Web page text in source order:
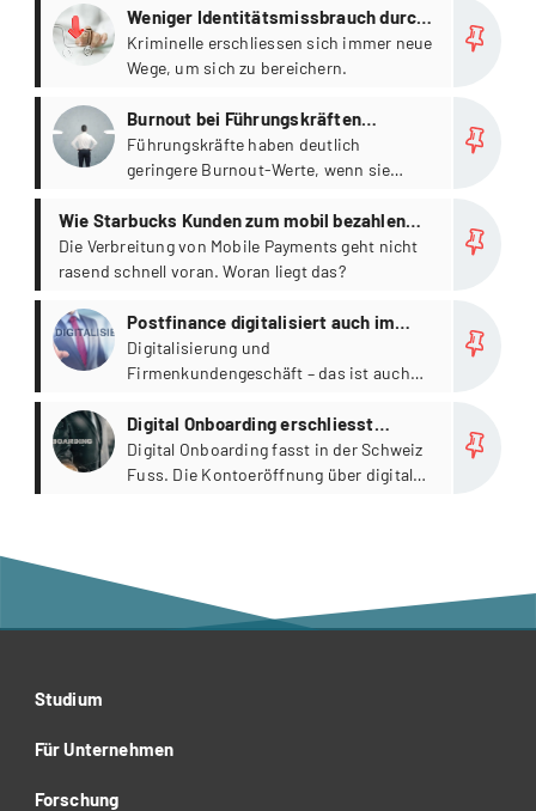
nicht in die Karten schauen lassen.
Weniger Identitätsmissbrauch durch
Online-Identifikation [Studie]
Kriminelle erschliessen sich immer neue
Wege, um sich zu bereichern.
Burnout bei Führungskräften
vermeiden – authentisch führen
[Studie]
Führungskräfte haben deutlich
geringere Burnout-Werte, wenn sie
praktizieren und auf eine hohe
Übereinstimmung der gewünschten und
erlebten Organisationskultur treffen.
Wie Starbucks Kunden zum mobil bezahlen
erzieht
Die Verbreitung von Mobile Payments geht nicht
rasend schnell voran. Woran liegt das?
Postfinance digitalisiert auch im
Firmenkundengeschäft [INTERVIEW]
Digitalisierung und
Firmenkundengeschäft – das ist auch
Thema.
Digital Onboarding erschliesst
Banken neue Geschäftsfelder
Digital Onboarding fasst in der Schweiz
Fuss. Die Kontoeröffnung über digitale
Studium
Für Unternehmen
Forschung